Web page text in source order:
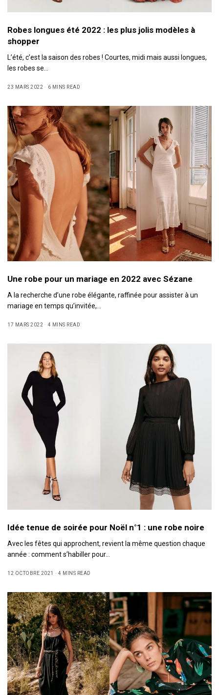
Robes longues été 2022 : les plus jolis modèles à
shopper
L’été, c’est la saison des robes ! Courtes, midi mais aussi longues,
les robes se…
23 MARS 2022 6 MINS READ
Une robe pour un mariage en 2022 avec Sézane
A la recherche d’une robe élégante, raffinée pour assister à un
mariage en temps qu’invitée,…
17 MARS 2022 4 MINS READ
Idée tenue de soirée pour Noël n°1 : une robe noire
Avec les fêtes qui approchent, revient la même question chaque
année : comment s’habiller pour…
12 OCTOBRE 2021 4 MINS READ